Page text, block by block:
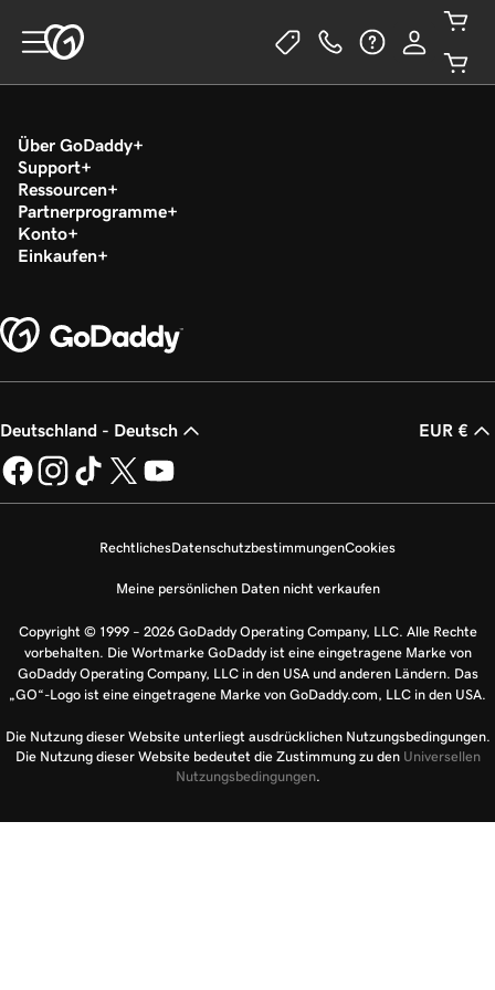
Über GoDaddy
Support
Ressourcen
Partnerprogramme
Konto
Einkaufen
Deutschland - Deutsch EUR €
RechtlichesDatenschutzbestimmungenCookies
Meine persönlichen Daten nicht verkaufen
Copyright © 1999 – 2026 GoDaddy Operating Company, LLC. Alle Rechte
vorbehalten. Die Wortmarke GoDaddy ist eine eingetragene Marke von
GoDaddy Operating Company, LLC in den USA und anderen Ländern. Das
„GO“-Logo ist eine eingetragene Marke von GoDaddy.com, LLC in den USA.
Die Nutzung dieser Website unterliegt ausdrücklichen Nutzungsbedingungen.
Die Nutzung dieser Website bedeutet die Zustimmung zu den Universellen
Nutzungsbedingungen.